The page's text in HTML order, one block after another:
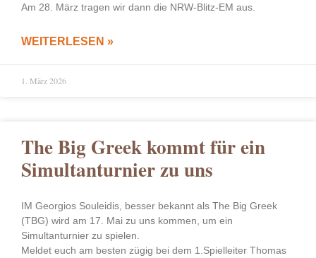
Am 28. März tragen wir dann die NRW-Blitz-EM aus.
WEITERLESEN »
1. März 2026
The Big Greek kommt für ein
Simultanturnier zu uns
IM Georgios Souleidis, besser bekannt als The Big Greek
(TBG) wird am 17. Mai zu uns kommen, um ein
Simultanturnier zu spielen.
Meldet euch am besten zügig bei dem 1.Spielleiter Thomas